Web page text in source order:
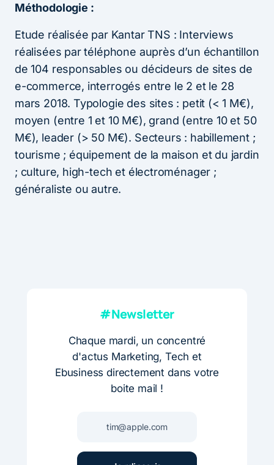
Méthodologie :
Etude réalisée par Kantar TNS : Interviews
réalisées par téléphone auprès d’un échantillon
de 104 responsables ou décideurs de sites de
e-commerce, interrogés entre le 2 et le 28
mars 2018. Typologie des sites : petit (< 1 M€),
moyen (entre 1 et 10 M€), grand (entre 10 et 50
M€), leader (> 50 M€). Secteurs : habillement ;
tourisme ; équipement de la maison et du jardin
; culture, high-tech et électroménager ;
généraliste ou autre.
#Newsletter
Chaque mardi, un concentré
d'actus Marketing, Tech et
Ebusiness directement dans votre
boite mail !